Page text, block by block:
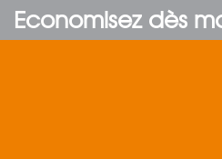
Economisez dès